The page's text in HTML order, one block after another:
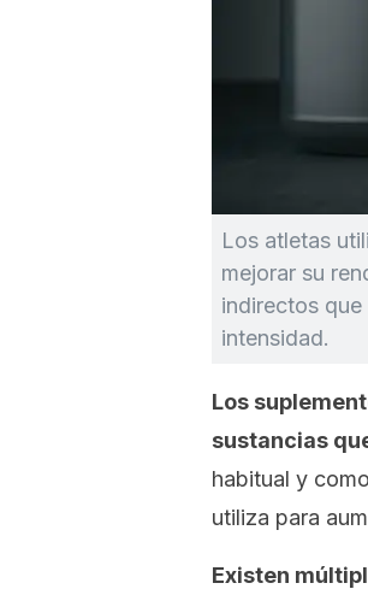
Los atletas
mejorar su
indirectos
intensidad.
Los
sustancias
habitual y
utiliza para
Existen